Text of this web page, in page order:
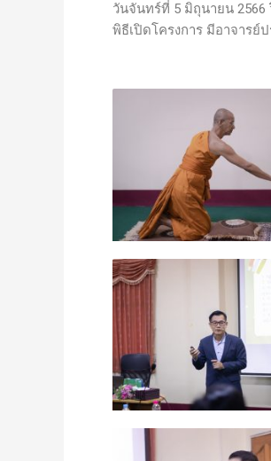
วันจันทร์ที่ 5 มิถุนายน
พิธีเปิดโครงการ มีอาจารย์